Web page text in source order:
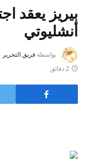
بيريز يعقد
أنشليوتي
بواسطة فريق التحرير
2 دقائق